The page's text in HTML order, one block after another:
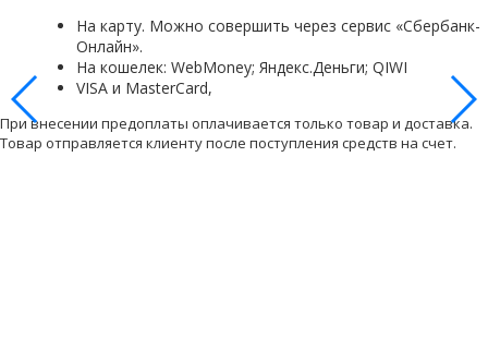
На карту. Можно совершить через сервис «Сбербанк-
Онлайн».
На кошелек: WebMoney; Яндекс.Деньги; QIWI
VISA и MasterCard,
При внесении предоплаты оплачивается только товар и доставка.
Товар отправляется клиенту после поступления средств на счет.